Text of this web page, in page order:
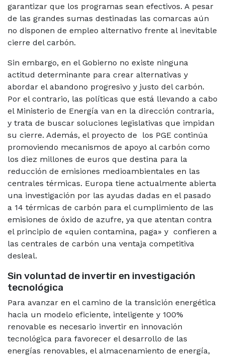
garantizar que los programas sean efectivos. A pesar
de las grandes sumas destinadas las comarcas aún
no disponen de empleo alternativo frente al inevitable
cierre del carbón.
Sin embargo, en el Gobierno no existe ninguna
actitud determinante para crear alternativas y
abordar el abandono progresivo y justo del carbón.
Por el contrario, las políticas que está llevando a cabo
el Ministerio de Energía van en la dirección contraria,
y trata de buscar soluciones legislativas que impidan
su cierre. Además, el proyecto de los PGE continúa
promoviendo mecanismos de apoyo al carbón como
los diez millones de euros que destina para la
reducción de emisiones medioambientales en las
centrales térmicas. Europa tiene actualmente abierta
una investigación por las ayudas dadas en el pasado
a 14 térmicas de carbón para el cumplimiento de las
emisiones de óxido de azufre, ya que atentan contra
el principio de «quien contamina, paga» y confieren a
las centrales de carbón una ventaja competitiva
desleal.
Sin voluntad de invertir en investigación
tecnológica
Para avanzar en el camino de la transición energética
hacia un modelo eficiente, inteligente y 100%
renovable es necesario invertir en innovación
tecnológica para favorecer el desarrollo de las
energías renovables, el almacenamiento de energía,